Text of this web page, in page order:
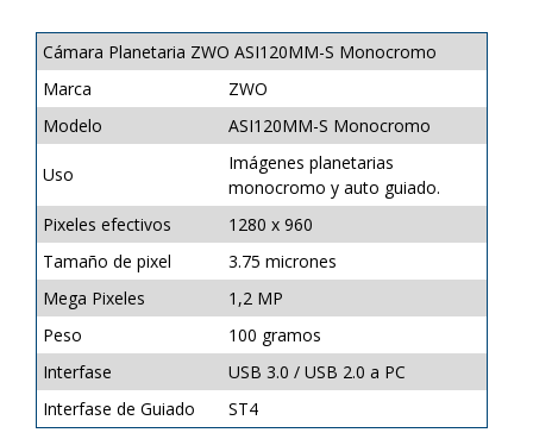
Cámara Planetaria ZWO ASI120MM-S Monocromo
Marca
ZWO
Modelo
ASI120MM-S Monocromo
Uso
Imágenes planetarias
monocromo y auto guiado.
Pixeles efectivos
1280 x 960
Tamaño de pixel
3.75 micrones
Mega Pixeles
1,2 MP
Peso
100 gramos
Interfase
USB 3.0 / USB 2.0 a PC
Interfase de Guiado
ST4